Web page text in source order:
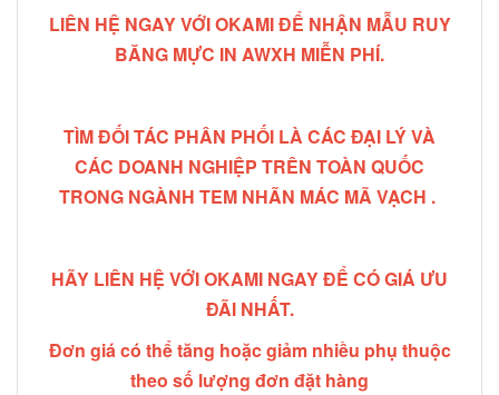
LIÊN HỆ NGAY VỚI OKAMI ĐỂ NHẬN MẪU RUY
BĂNG MỰC IN AWXH MIỄN PHÍ.
TÌM ĐỐI TÁC PHÂN PHỐI LÀ CÁC ĐẠI LÝ VÀ
CÁC DOANH NGHIỆP TRÊN TOÀN QUỐC
TRONG NGÀNH TEM NHÃN MÁC MÃ VẠCH .
HÃY LIÊN HỆ VỚI OKAMI NGAY ĐỂ CÓ GIÁ ƯU
ĐÃI NHẤT.
Đơn giá có thể tăng hoặc giảm nhiều phụ thuộc
theo số lượng đơn đặt hàng